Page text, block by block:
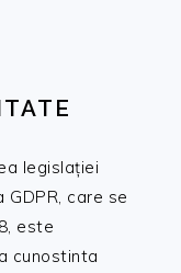
legislației
GDPR, care se
este
cunostinta